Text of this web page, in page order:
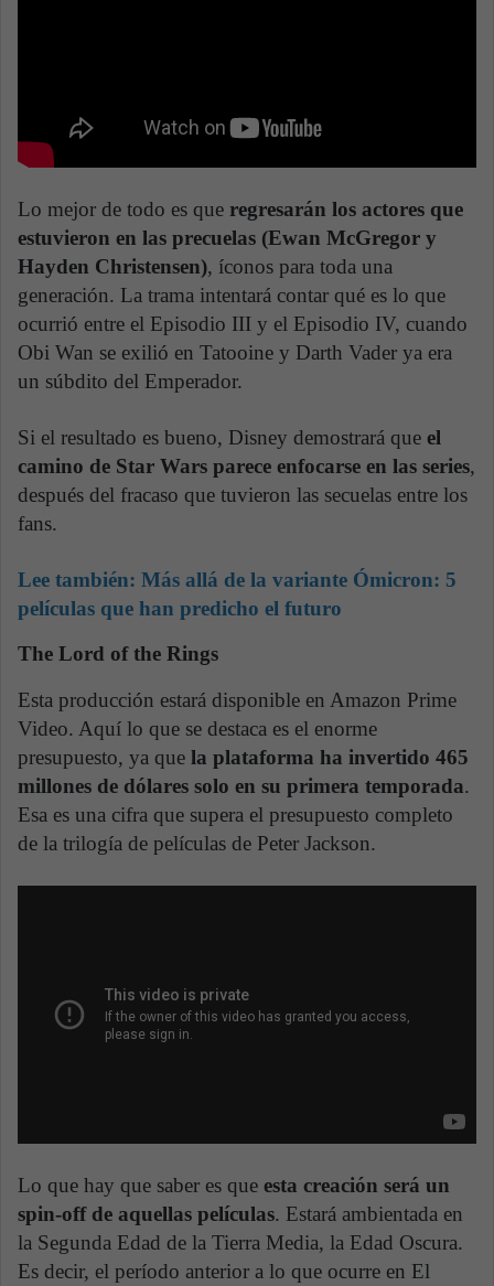
Lo mejor de todo es que regresarán los actores que
estuvieron en las precuelas (Ewan McGregor y
Hayden Christensen), íconos para toda una
generación. La trama intentará contar qué es lo que
ocurrió entre el Episodio III y el Episodio IV, cuando
Obi Wan se exilió en Tatooine y Darth Vader ya era
un súbdito del Emperador.
Si el resultado es bueno, Disney demostrará que el
camino de Star Wars parece enfocarse en las series,
después del fracaso que tuvieron las secuelas entre los
fans.
Lee también: Más allá de la variante Ómicron: 5
películas que han predicho el futuro
The Lord of the Rings
Esta producción estará disponible en Amazon Prime
Video. Aquí lo que se destaca es el enorme
presupuesto, ya que la plataforma ha invertido 465
millones de dólares solo en su primera temporada.
Esa es una cifra que supera el presupuesto completo
de la trilogía de películas de Peter Jackson.
Lo que hay que saber es que esta creación será un
spin-off de aquellas películas. Estará ambientada en
la Segunda Edad de la Tierra Media, la Edad Oscura.
Es decir, el período anterior a lo que ocurre en El